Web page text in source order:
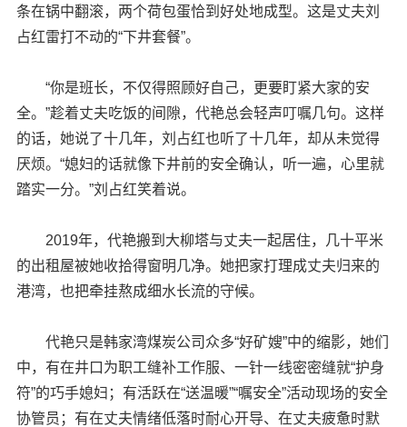
条在锅中翻滚，两个荷包蛋恰到好处地成型。这是丈夫刘
占红雷打不动的“下井套餐”。
“你是班长，不仅得照顾好自己，更要盯紧大家的安
全。”趁着丈夫吃饭的间隙，代艳总会轻声叮嘱几句。这样
的话，她说了十几年，刘占红也听了十几年，却从未觉得
厌烦。“媳妇的话就像下井前的安全确认，听一遍，心里就
踏实一分。”刘占红笑着说。
2019年，代艳搬到大柳塔与丈夫一起居住，几十平米
的出租屋被她收拾得窗明几净。她把家打理成丈夫归来的
港湾，也把牵挂熬成细水长流的守候。
代艳只是韩家湾煤炭公司众多“好矿嫂”中的缩影，她们
中，有在井口为职工缝补工作服、一针一线密密缝就“护身
符”的巧手媳妇；有活跃在“送温暖”“嘱安全”活动现场的安全
协管员；有在丈夫情绪低落时耐心开导、在丈夫疲惫时默